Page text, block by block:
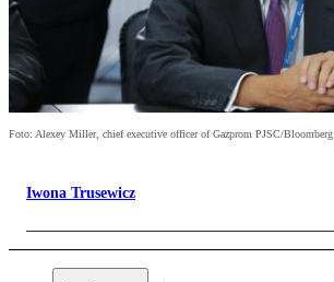
Foto: Alexey Miller, chief executive officer of Gazprom PJSC/Bloomberg
Iwona Trusewicz